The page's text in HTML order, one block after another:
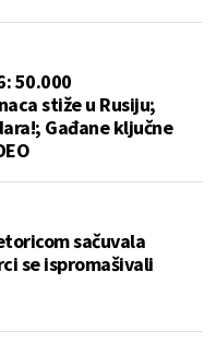
50.000
stiže u Rusiju;
Gađane ključne
sačuvala
se ispromašivali